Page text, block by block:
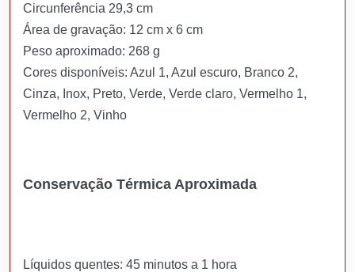
Circunferência 29,3 cm
Área de gravação: 12 cm x 6 cm
Peso aproximado: 268 g
Cores disponíveis: Azul 1, Azul escuro, Branco 2,
Cinza, Inox, Preto, Verde, Verde claro, Vermelho 1,
Vermelho 2, Vinho
Conservação Térmica Aproximada
Líquidos quentes: 45 minutos a 1 hora